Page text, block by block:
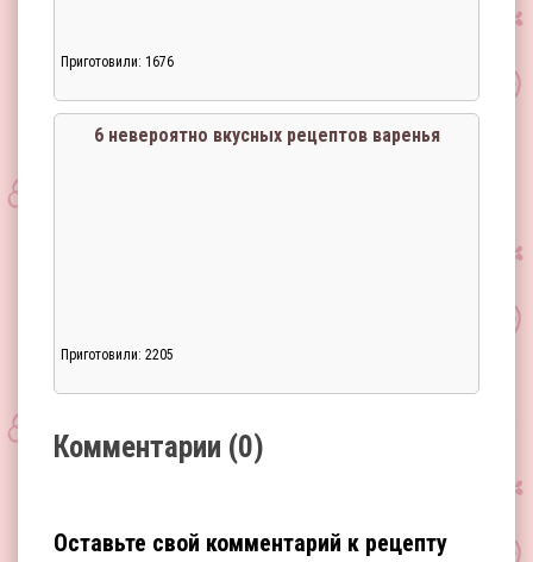
Приготовили: 1676
6 невероятно вкусных рецептов варенья
Приготовили: 2205
Комментарии (0)
Оставьте свой комментарий к рецепту